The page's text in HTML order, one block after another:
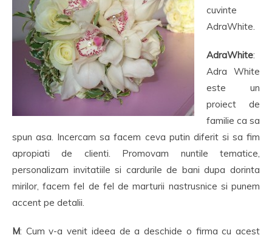
cuvinte
AdraWhite.
AdraWhite:
Adra White
este un
proiect de
familie ca sa
spun asa. Incercam sa facem ceva putin diferit si sa fim
apropiati de clienti. Promovam nuntile tematice,
personalizam invitatiile si cardurile de bani dupa dorinta
mirilor, facem fel de fel de marturii nastrusnice si punem
accent pe detalii.
M: Cum v-a venit ideea de a deschide o firma cu acest